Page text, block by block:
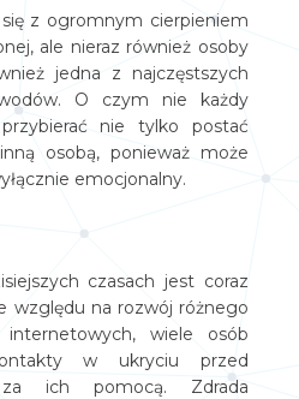
z ogromnym cierpieniem
ale nieraz również osoby
jedna z najczęstszych
O czym nie każdy
nie tylko postać
osobą, ponieważ może
emocjonalny.
czasach jest coraz
względu na rozwój różnego
internetowych, wiele osób
w ukryciu przed
za ich pomocą. Zdrada